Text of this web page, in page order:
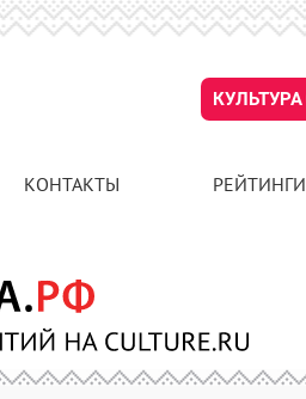
КУЛЬТУРА
КОНТАКТЫ РЕЙТИНГИ